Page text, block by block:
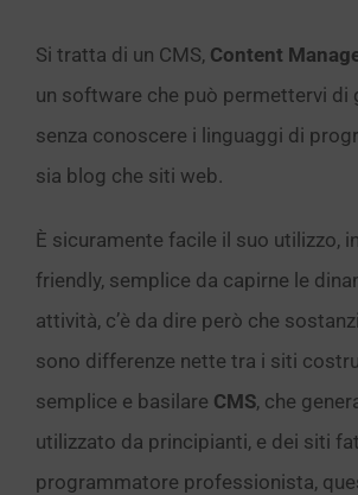
Si tratta di un CMS, Content
un software che può permettervi di
senza conoscere i linguaggi di
sia blog che siti web.
È sicuramente facile il suo utilizzo,
friendly, semplice da capirne le
attività, c’è da dire però che
sono differenze nette tra i siti
semplice e basilare CMS, che
utilizzato da principianti, e dei siti
programmatore professionista,